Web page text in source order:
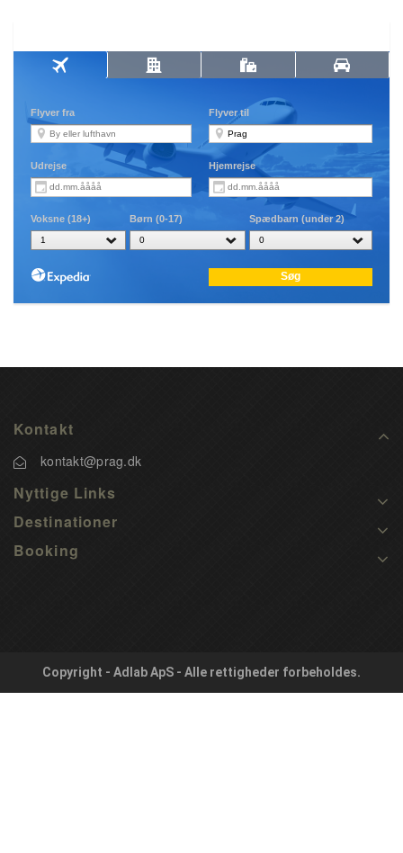
Kontakt
kontakt@prag.dk
Nyttige Links
Destinationer
Booking
Copyright - Adlab ApS - Alle rettigheder forbeholdes.